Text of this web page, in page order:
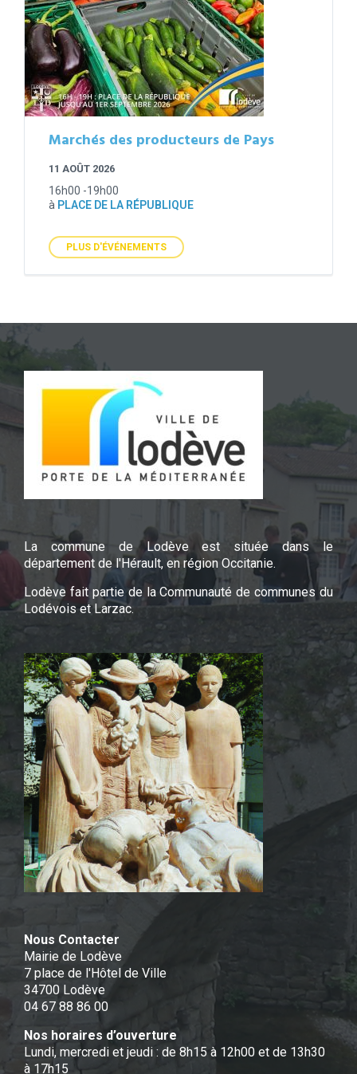
Marchés des producteurs de Pays
11 AOÛT 2026
16h00 -19h00
à PLACE DE LA RÉPUBLIQUE
PLUS D'ÉVÉNEMENTS
La commune de Lodève est située dans le
département de l'Hérault, en région Occitanie.
Lodève fait partie de la Communauté de communes du
Lodévois et Larzac.
Nous Contacter
Mairie de Lodève
7 place de l'Hôtel de Ville
34700 Lodève
04 67 88 86 00
Nos horaires d’ouverture
Lundi, mercredi et jeudi : de 8h15 à 12h00 et de 13h30
à 17h15